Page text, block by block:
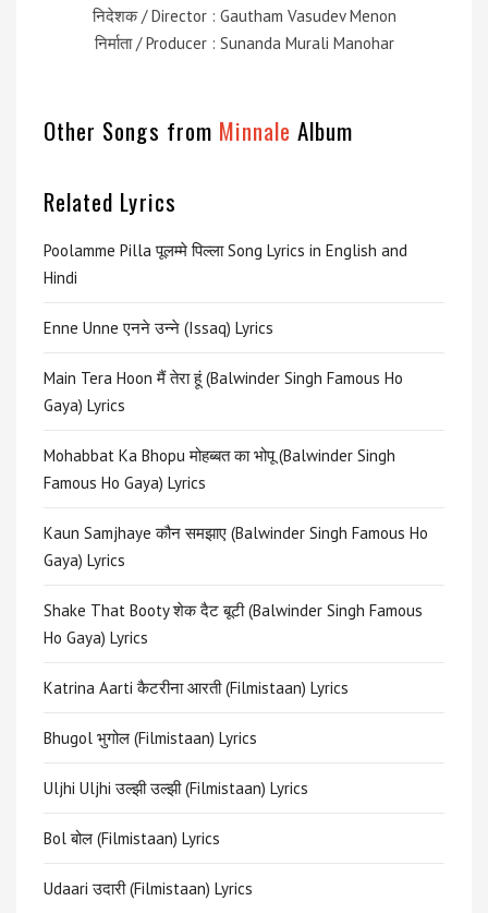
निदेशक / Director : Gautham Vasudev Menon
निर्माता / Producer : Sunanda Murali Manohar
Other Songs from Minnale Album
Related Lyrics
Poolamme Pilla पूलम्मे पिल्ला Song Lyrics in English and
Hindi
Enne Unne एनने उन्ने (Issaq) Lyrics
Main Tera Hoon मैं तेरा हूं (Balwinder Singh Famous Ho
Gaya) Lyrics
Mohabbat Ka Bhopu मोहब्बत का भोपू (Balwinder Singh
Famous Ho Gaya) Lyrics
Kaun Samjhaye कौन समझाए (Balwinder Singh Famous Ho
Gaya) Lyrics
Shake That Booty शेक दैट बूटी (Balwinder Singh Famous
Ho Gaya) Lyrics
Katrina Aarti कैटरीना आरती (Filmistaan) Lyrics
Bhugol भुगोल (Filmistaan) Lyrics
Uljhi Uljhi उल्झी उल्झी (Filmistaan) Lyrics
Bol बोल (Filmistaan) Lyrics
Udaari उदारी (Filmistaan) Lyrics